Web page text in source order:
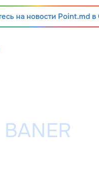
на новости Point.md в